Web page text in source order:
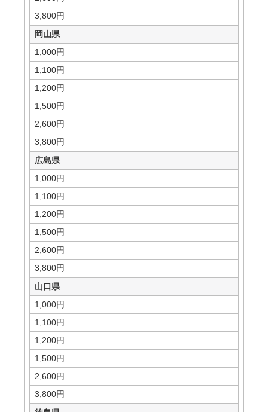
3,800円
岡山県
1,000円
1,100円
1,200円
1,500円
2,600円
3,800円
広島県
1,000円
1,100円
1,200円
1,500円
2,600円
3,800円
山口県
1,000円
1,100円
1,200円
1,500円
2,600円
3,800円